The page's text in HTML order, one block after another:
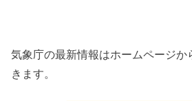
気象庁の最新情報はホームページか
きます。